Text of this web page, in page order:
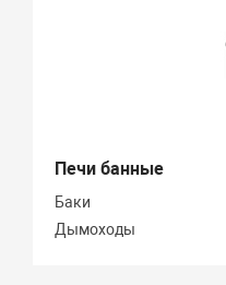
Печи банные
Баки
Дымоходы